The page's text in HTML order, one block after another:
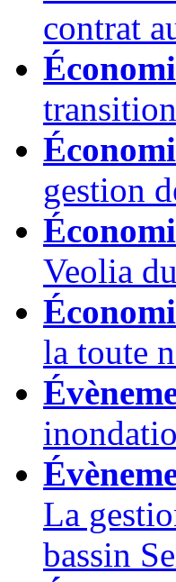
contrat
gestion
Veolia
la toute
La
bassin